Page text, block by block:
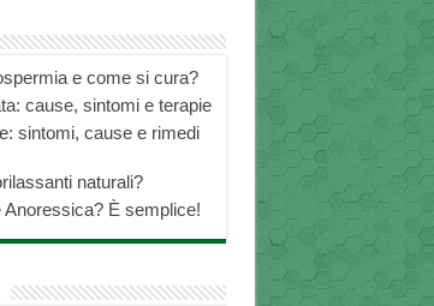
e come si cura?
cause, sintomi e terapie
sintomi, cause e rimedi
naturali?
È semplice!